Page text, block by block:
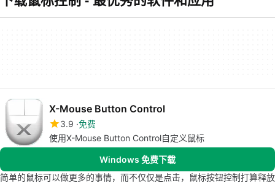
X-Mouse Button Control
3.9 免费
使用X-Mouse Button Control自定义鼠标
Windows 免费下载
简单的鼠标可以做更多的事情，而不仅仅是点击，鼠标按钮控制打算释放